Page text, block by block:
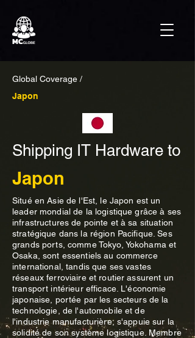
Global Coverage /
Japon
Shipping IT Hardware to
Japon
Situé en Asie de l'Est, le Japon est un
leader mondial de la logistique grâce à ses
infrastructures de pointe et à sa situation
stratégique dans la région Pacifique. Ses
grands ports, comme Tokyo, Yokohama et
Osaka, sont essentiels au commerce
international, tandis que ses vastes
réseaux ferroviaire et routier assurent un
transport intérieur efficace. L'économie
japonaise, portée par les secteurs de la
technologie, de l'automobile et de
l'industrie manufacturière, s'appuie sur la
solidité de son système logistique. Membre